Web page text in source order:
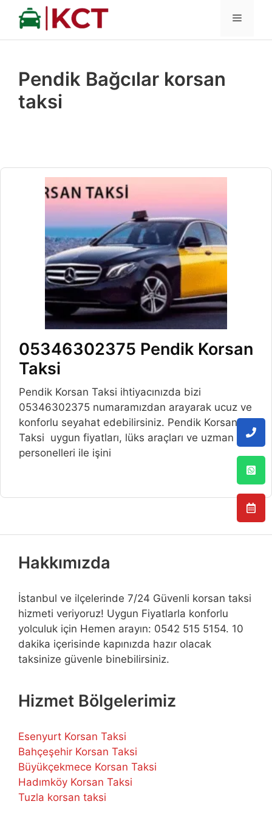
İçeriğe
MENÜ
Pendik Bağcılar korsan
taksi
05346302375 Pendik Korsan
Taksi
Pendik Korsan Taksi ihtiyacınızda bizi
05346302375 numaramızdan arayarak ucuz ve
konforlu seyahat edebilirsiniz. Pendik Korsan
Taksi uygun fiyatları, lüks araçları ve uzman
personelleri ile işini
Hakkımızda
İstanbul ve ilçelerinde 7/24 Güvenli korsan taksi
hizmeti veriyoruz! Uygun Fiyatlarla konforlu
yolculuk için Hemen arayın: 0542 515 5154. 10
dakika içerisinde kapınızda hazır olacak
taksinize güvenle binebilirsiniz.
Hizmet Bölgelerimiz
Esenyurt Korsan Taksi
Bahçeşehir Korsan Taksi
Büyükçekmece Korsan Taksi
Hadımköy Korsan Taksi
Tuzla korsan taksi